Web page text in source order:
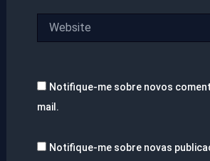
Notifique-me sobre novos
mail.
Notifique-me sobre novas